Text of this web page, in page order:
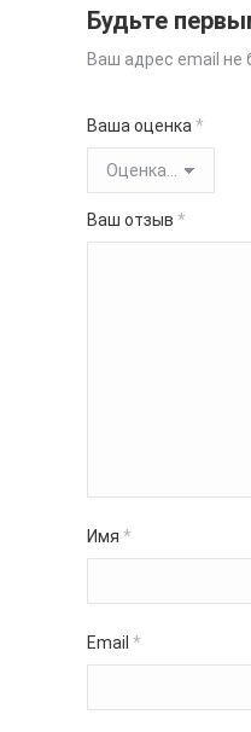
Будьте
Ваш адрес email не
Ваша оценка *
Ваш отзыв *
Имя *
Email *